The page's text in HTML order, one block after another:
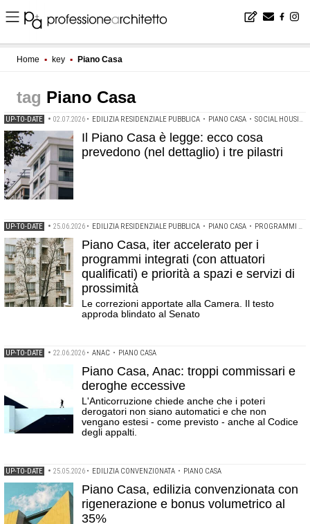
Home ▪ key ▪ Piano Casa
Piano Casa
UP-TO-DATE • 02.07.2026 • EDILIZIA RESIDENZIALE PUBBLICA • PIANO CASA • SOCIAL HOUSING
Il Piano Casa è legge: ecco cosa
prevedono (nel dettaglio) i tre pilastri
UP-TO-DATE • 25.06.2026 • EDILIZIA RESIDENZIALE PUBBLICA • PIANO CASA • PROGRAMMI DI EDILIZIA INTEGRATA
Piano Casa, iter accelerato per i
programmi integrati (con attuatori
qualificati) e priorità a spazi e servizi di
prossimità
Le correzioni apportate alla Camera. Il testo
approda blindato al Senato
UP-TO-DATE • 22.06.2026 • ANAC • PIANO CASA
Piano Casa, Anac: troppi commissari e
deroghe eccessive
L'Anticorruzione chiede anche che i poteri
derogatori non siano automatici e che non
vengano estesi - come previsto - anche al Codice
degli appalti.
UP-TO-DATE • 25.05.2026 • EDILIZIA CONVENZIONATA • PIANO CASA
Piano Casa, edilizia convenzionata con
rigenerazione e bonus volumetrico al
35%